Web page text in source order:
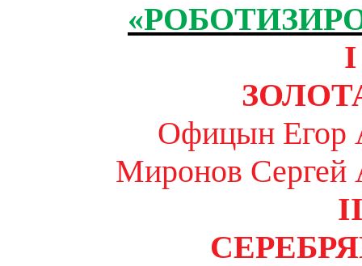
I
Офицын Егор
Миронов Сергей